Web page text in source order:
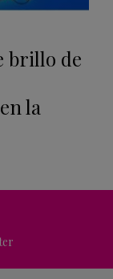
brillo de
la